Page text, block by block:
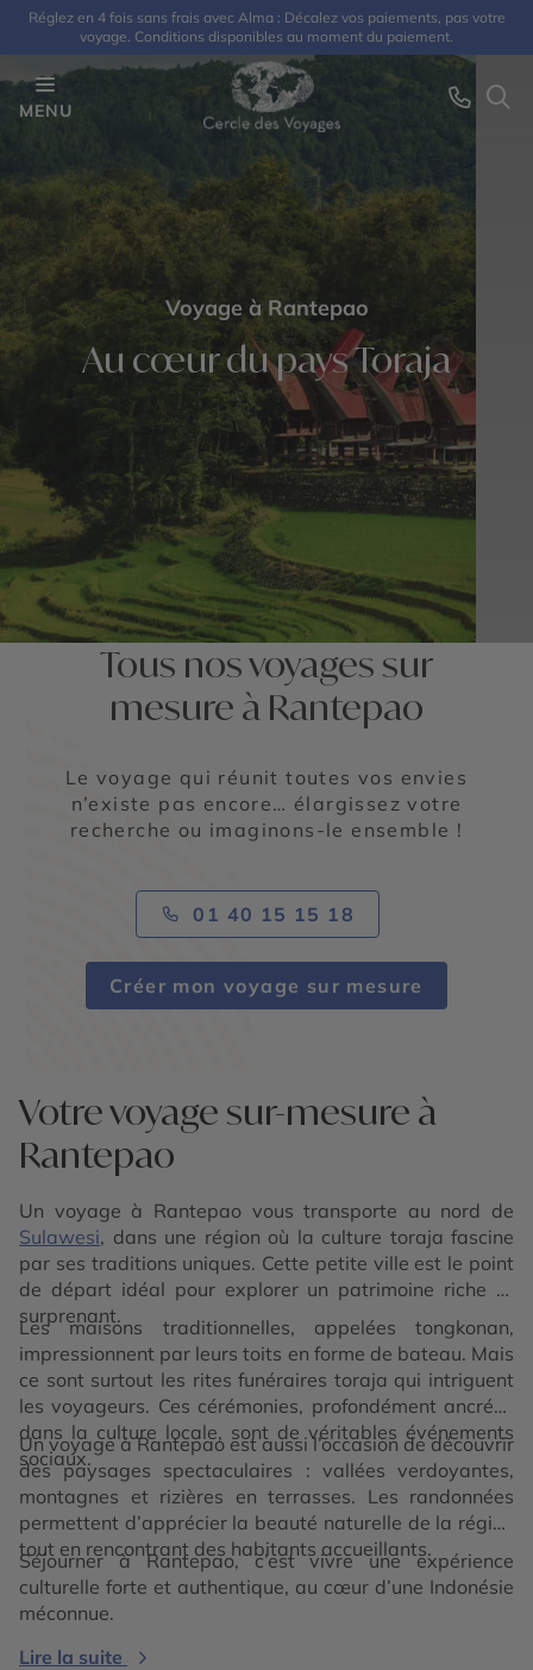
Réglez en 4 fois sans frais avec Alma : Décalez vos paiements, pas votre
voyage. Conditions disponibles au moment du paiement.
MENU
Voyage à Rantepao
Au cœur du pays Toraja
Tous nos voyages sur
mesure à Rantepao
Le voyage qui réunit toutes vos envies
n’existe pas encore… élargissez votre
recherche ou imaginons-le ensemble !
01 40 15 15 18
Créer mon voyage sur mesure
Votre voyage sur-mesure à
Rantepao
Un voyage à Rantepao vous transporte au nord de
Sulawesi, dans une région où la culture toraja fascine
par ses traditions uniques. Cette petite ville est le point
de départ idéal pour explorer un patrimoine riche et
surprenant.
Les maisons traditionnelles, appelées tongkonan,
impressionnent par leurs toits en forme de bateau. Mais
ce sont surtout les rites funéraires toraja qui intriguent
les voyageurs. Ces cérémonies, profondément ancrées
dans la culture locale, sont de véritables événements
sociaux.
Un voyage à Rantepao est aussi l’occasion de découvrir
des paysages spectaculaires : vallées verdoyantes,
montagnes et rizières en terrasses. Les randonnées
permettent d’apprécier la beauté naturelle de la région
tout en rencontrant des habitants accueillants.
Séjourner à Rantepao, c’est vivre une expérience
culturelle forte et authentique, au cœur d’une Indonésie
méconnue.
Lire la suite